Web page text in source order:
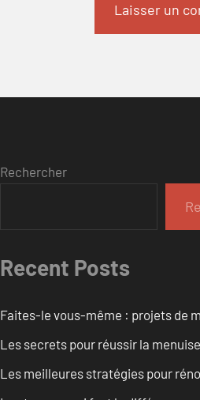
Rechercher
Recent Posts
Faites-le vous-même : projets de
Les secrets pour réussir la
Les meilleures stratégies pour